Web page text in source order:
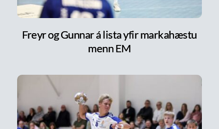
Freyr og Gunnar á lista yfir markahæstu
menn EM